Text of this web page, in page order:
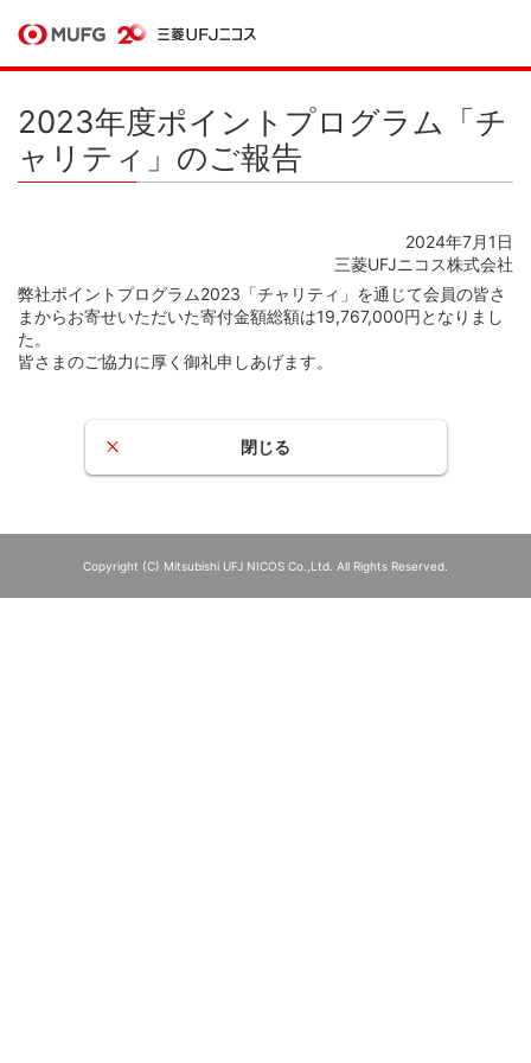
2023年度ポイントプログラム「チ
ャリティ」のご報告
2024年7月1日
三菱UFJニコス株式会社
弊社ポイントプログラム2023「チャリティ」を通じて会員の皆さ
まからお寄せいただいた寄付金額総額は19,767,000円となりまし
た。
皆さまのご協力に厚く御礼申しあげます。
閉じる
Copyright (C) Mitsubishi UFJ NICOS Co.,Ltd. All Rights Reserved.